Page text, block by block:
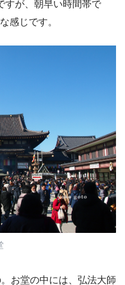
すが、朝早い時間帯で
感じです。
お堂の中には、弘法大師